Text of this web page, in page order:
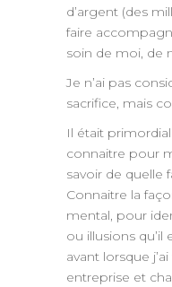
d’argent (des
faire
soin de moi, de
Je n’ai pas
sacrifice, mais
Il était
connaitre pour
savoir de quelle
Connaitre la
mental, pour
ou illusions qu’il
avant lorsque
entreprise et